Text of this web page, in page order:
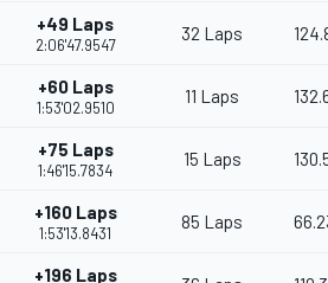
+49 Laps
2:06'47.9547
32 Laps
+60 Laps
1:53'02.9510
11 Laps
+75 Laps
1:46'15.7834
15 Laps
+160 Laps
1:53'13.8431
85 Laps
+196 Laps